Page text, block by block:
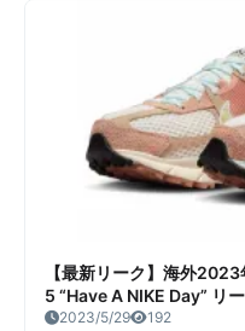
【最新リーク】海外
5 “Have A NIKE Day” リ
2023/5/29 192